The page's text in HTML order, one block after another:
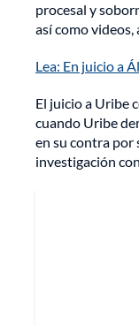
procesal y
así como
Lea: En juicio a
El juicio a Uribe
cuando Uribe
en su contra por
investigación